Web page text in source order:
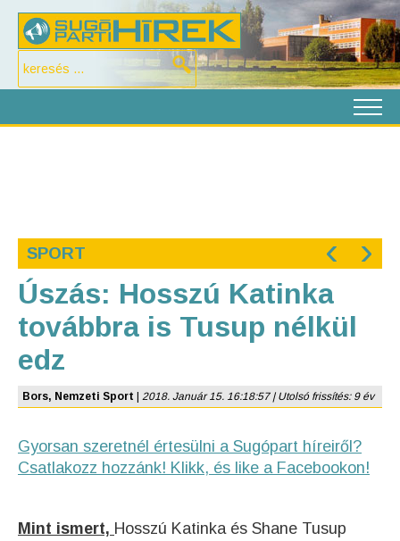
SPORT ‹ ›
Úszás: Hosszú Katinka
továbbra is Tusup nélkül
edz
Bors, Nemzeti Sport 2018. Január 15. 16:18:57 | Utolsó frissítés: 9 év
Gyorsan szeretnél értesülni a Sugópart híreiről?
Csatlakozz hozzánk! Klikk, és like a Facebookon!
Mint ismert, Hosszú Katinka és Shane Tusup